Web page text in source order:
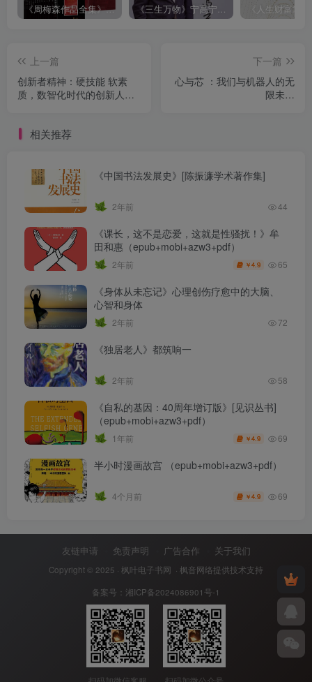
《周梅森作品全集》[共30册] 《三生万物》宁高宁（epub+mobi+azw3+pdf）
上一篇
创新者精神：硬技能 软素
质，数智化时代的创新人才
下一篇
心与芯 ：我们与机器人的无
限未来
相关推荐
《中国书法发展史》[陈振濂学术著作集]
2年前 44
《课长，这不是恋爱，这就是性骚扰！》牟
田和惠（epub+mobi+azw3+pdf）
2年前 ￥4.9 65
《身体从未忘记》心理创伤疗愈中的大脑、
心智和身体
2年前 72
《独居老人》都筑响一
2年前 58
《自私的基因：40周年增订版》[见识丛书]
（epub+mobi+azw3+pdf）
1年前 ￥4.9 69
半小时漫画故宫 （epub+mobi+azw3+pdf）
4个月前 ￥4.9 69
友链申请 免责声明 广告合作 关于我们
Copyright © 2025 · 枫叶电子书网 · 枫音网络提供技术支持
备案号： 湘ICP备2024086901号-1